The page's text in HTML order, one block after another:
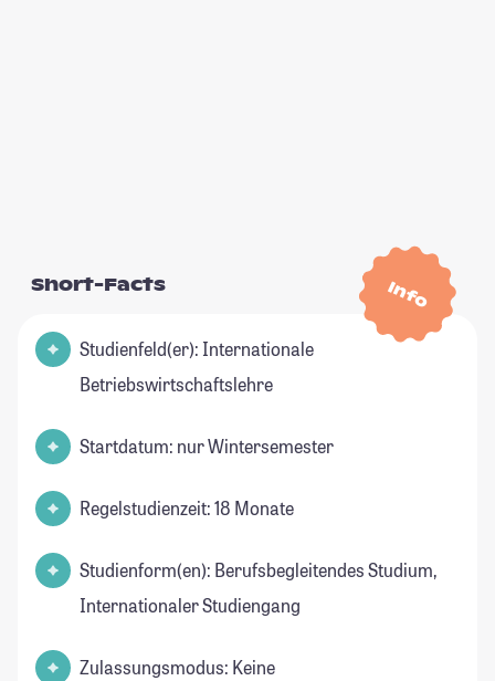
Info
Short-Facts
Studienfeld(er): Internationale
Betriebswirtschaftslehre
Startdatum: nur Wintersemester
Regelstudienzeit: 18 Monate
Studienform(en): Berufsbegleitendes Studium,
Internationaler Studiengang
Zulassungsmodus: Keine